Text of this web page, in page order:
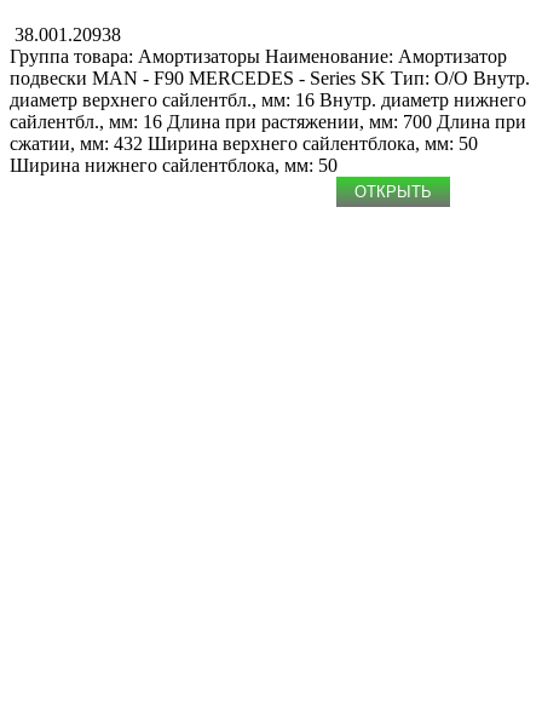
38.001.20938
Группа товара: Амортизаторы Наименование: Амоpтизатоp
подвески MAN - F90 MERCEDES - Series SK Тип: O/O Внутр.
диаметр верхнего сайлентбл., мм: 16 Внутр. диаметр нижнего
сайлентбл., мм: 16 Длина при растяжении, мм: 700 Длина при
сжатии, мм: 432 Ширина верхнего сайлентблока, мм: 50
Ширина нижнего сайлентблока, мм: 50
ОТКРЫТЬ